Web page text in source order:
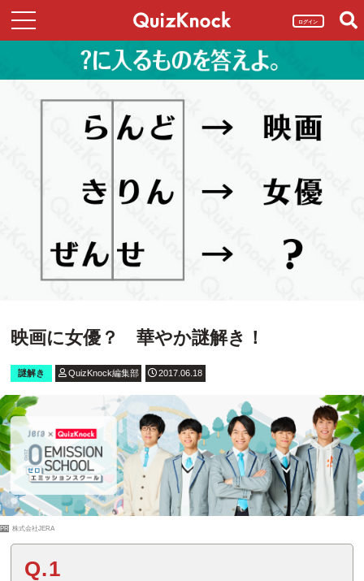
ログイン
映画に女優？ 華やか謎解き！
謎解き QuizKnock編集部 2017.06.18
PR 株式会社JERA
Q.1